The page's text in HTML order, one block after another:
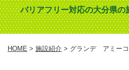
バリアフリー対応の大分県の
HOME > 施設紹介 > グランデ アミーコ